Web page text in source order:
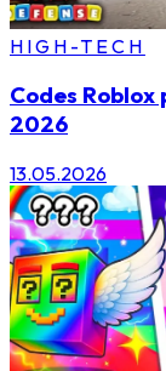
HIGH-TECH
Codes
2026
13.05.2026